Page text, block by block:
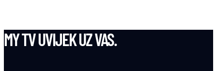
MY TV UVIJEK UZ VAS.